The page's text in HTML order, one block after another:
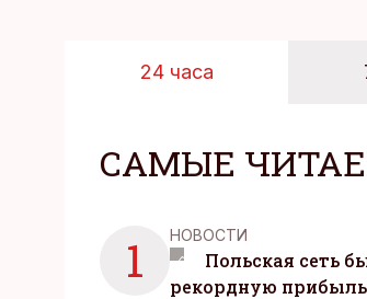
24 часа
САМЫЕ
1 НОВОСТИ
Польская сеть
рекордную прибыль